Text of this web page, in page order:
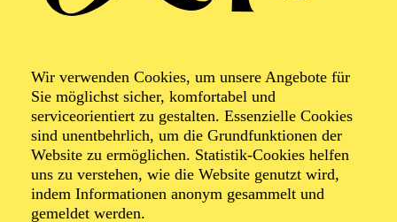
Wir verwenden Cookies, um unsere Angebote für
Sie möglichst sicher, komfortabel und
serviceorientiert zu gestalten. Essenzielle Cookies
sind unentbehrlich, um die Grundfunktionen der
Website zu ermöglichen. Statistik-Cookies helfen
uns zu verstehen, wie die Website genutzt wird,
indem Informationen anonym gesammelt und
gemeldet werden.
Akkordeon virtuos
Werke von Domenico Scarlatti, Igor Strawinsky,
Johann Sebastian Bach, Lepo Sumera, Ole Schmidt,
Wolfgang Jacobi